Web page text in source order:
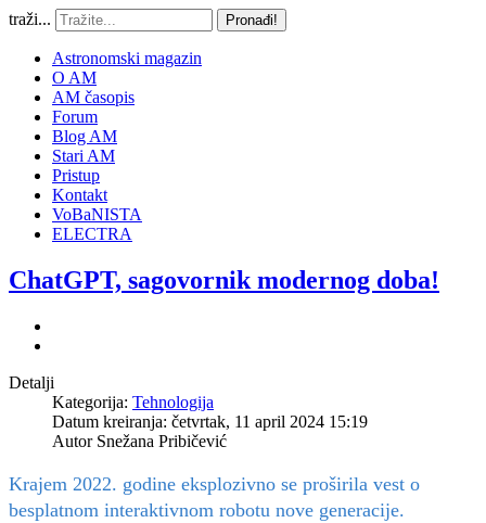
traži... Pronađi!
Astronomski magazin
O AM
AM časopis
Forum
Blog AM
Stari AM
Pristup
Kontakt
VoBaNISTA
ELECTRA
ChatGPT, sagovornik modernog doba!
Detalji
Kategorija: Tehnologija
Datum kreiranja: četvrtak, 11 april 2024 15:19
Autor Snežana Pribičević
Krajem 2022. godine eksplozivno se proširila vest o
besplatnom interaktivnom robotu nove generacije.